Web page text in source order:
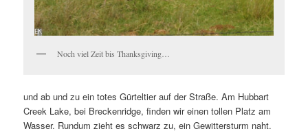
Noch viel Zeit bis Thanksgiving…
und ab und zu ein totes Gürteltier auf der Straße. Am Hubbart
Creek Lake, bei Breckenridge, finden wir einen tollen Platz am
Wasser. Rundum zieht es schwarz zu, ein Gewittersturm naht.